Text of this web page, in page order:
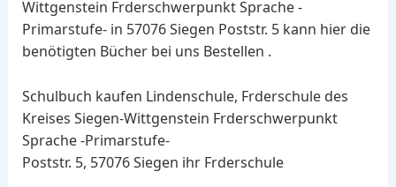
Wittgenstein Frderschwerpunkt Sprache -
Primarstufe- in 57076 Siegen Poststr. 5 kann hier die
benötigten Bücher bei uns Bestellen .
Schulbuch kaufen Lindenschule, Frderschule des
Kreises Siegen-Wittgenstein Frderschwerpunkt
Sprache -Primarstufe-
Poststr. 5, 57076 Siegen ihr Frderschule